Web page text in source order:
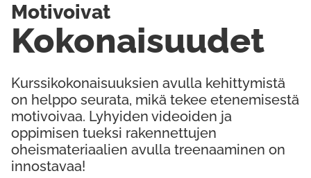
Kurssikokonaisuuksien avulla kehittymistä
on helppo seurata, mikä tekee etenemisestä
motivoivaa. Lyhyiden videoiden ja
oppimisen tueksi rakennettujen
oheismateriaalien avulla treenaaminen on
innostavaa!
Kokonaisuudet
Motivoivat